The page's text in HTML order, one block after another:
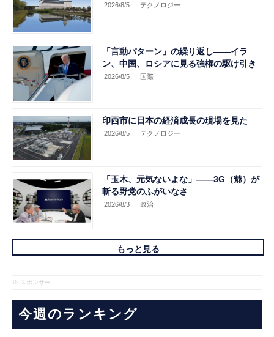
2026/8/5 .テクノロジー
「言動パターン」の繰り返し――イラ
ン、中国、ロシアに見る強権の駆け引き
2026/8/5 .国際
印西市に日本の経済成長の現場を見た
2026/8/5 .テクノロジー
「玉木、元気ないよな」――3G（爺）が
斬る野党のふがいなさ
2026/8/3 .政治
もっと見る
※ スポンサー
今週のランキング